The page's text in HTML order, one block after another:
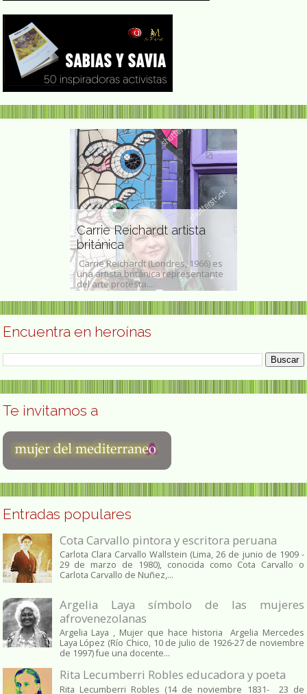
Carrie Reichardt artista
británica
Carrie Reichardt (Londres, 1966) es
una artista británica representante
del arte protesta....
Encuentra en heroínas
Te invitamos a
Entradas populares
Cota Carvallo pintora y escritora peruana
Carlota Clara Carvallo Wallstein (Lima, 26 de junio de 1909 -
29 de marzo de 1980), conocida como Cota Carvallo o
Carlota Carvallo de Nuñez,...
Argelia Laya símbolo de las mujeres
afrovenezolanas
Argelia Laya , Mujer que hace historia Argelia Mercedes
Laya López (Río Chico, 10 de julio de 1926-27 de noviembre
de 1997) fue una docente...
Rita Lecumberri Robles educadora y poeta
Rita Lecumberri Robles (14 de noviembre 1831- 23 de